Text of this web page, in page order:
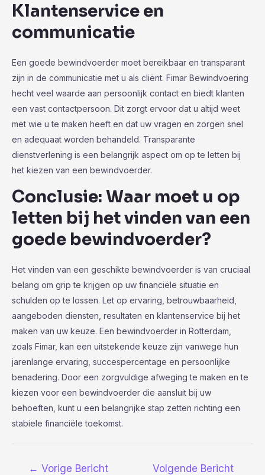
Klantenservice en
communicatie
Een goede bewindvoerder moet bereikbaar en transparant
zijn in de communicatie met u als cliënt. Fimar Bewindvoering
hecht veel waarde aan persoonlijk contact en biedt klanten
een vast contactpersoon. Dit zorgt ervoor dat u altijd weet
met wie u te maken heeft en dat uw vragen en zorgen snel
en adequaat worden behandeld. Transparante
dienstverlening is een belangrijk aspect om op te letten bij
het kiezen van een bewindvoerder.
Conclusie: Waar moet u op
letten bij het vinden van een
goede bewindvoerder?
Het vinden van een geschikte bewindvoerder is van cruciaal
belang om grip te krijgen op uw financiële situatie en
schulden op te lossen. Let op ervaring, betrouwbaarheid,
aangeboden diensten, resultaten en klantenservice bij het
maken van uw keuze. Een bewindvoerder in Rotterdam,
zoals Fimar, kan een uitstekende keuze zijn vanwege hun
jarenlange ervaring, succespercentage en persoonlijke
benadering. Door een zorgvuldige afweging te maken en te
kiezen voor een bewindvoerder die aansluit bij uw
behoeften, kunt u een belangrijke stap zetten richting een
stabiele financiële toekomst.
← Vorige Bericht Volgende Bericht